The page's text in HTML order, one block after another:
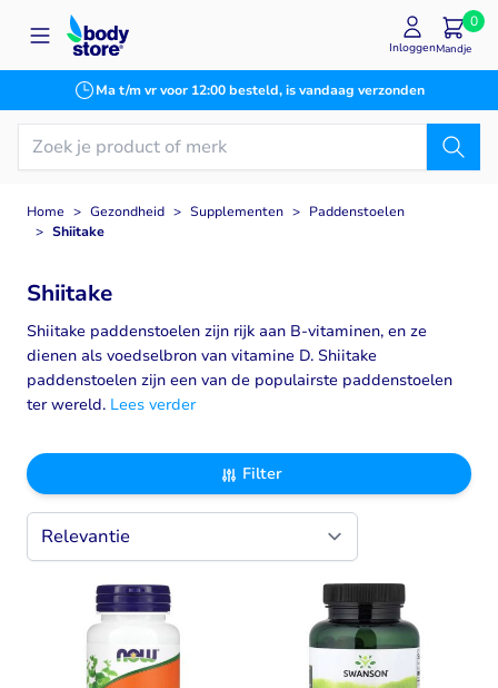
Ga naar de inhoud
Ma t/m vr voor 12:00 besteld, is vandaag verzonden
InloggenMandje
0
Home > Gezondheid > Supplementen > Paddenstoelen
> Shiitake
Shiitake
Shiitake paddenstoelen zijn rijk aan B-vitaminen, en ze
dienen als voedselbron van vitamine D. Shiitake
paddenstoelen zijn een van de populairste paddenstoelen
ter wereld. Lees verder
Filter